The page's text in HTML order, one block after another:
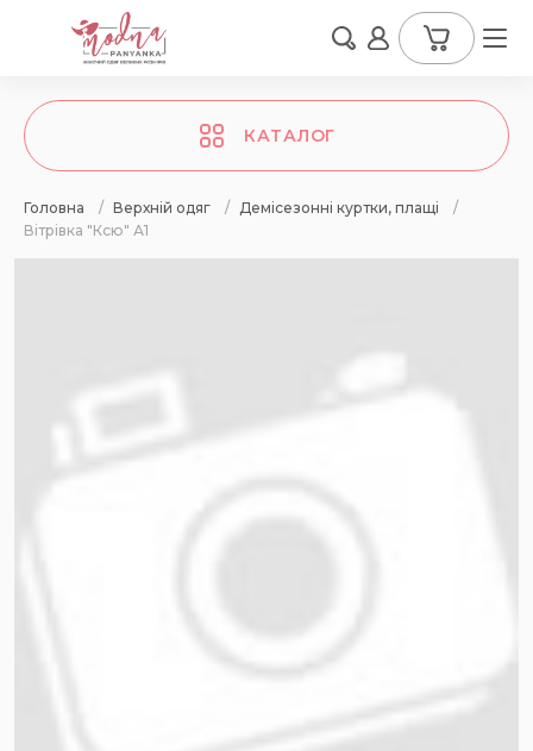
КАТАЛОГ
Головна / Верхній одяг / Демісезонні куртки, плащі
/
Вітрівка "Ксю" А1